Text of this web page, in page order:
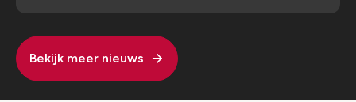
Bekijk meer nieuws